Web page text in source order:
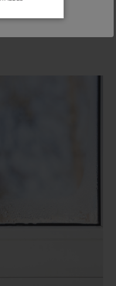
mantenimiento